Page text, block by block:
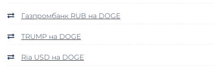
Газпромбанк RUB на DOGE
TRUMP на DOGE
Ria USD на DOGE